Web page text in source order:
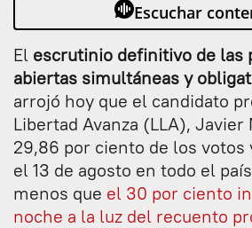
Escuchar
El escrutinio definitivo de las
abiertas simultáneas y
arrojó hoy que el candidato
Libertad Avanza (LLA), Javier
29,86 por ciento de los votos
el 13 de agosto en todo el
menos que el 30 por ciento
noche a la luz del recuento